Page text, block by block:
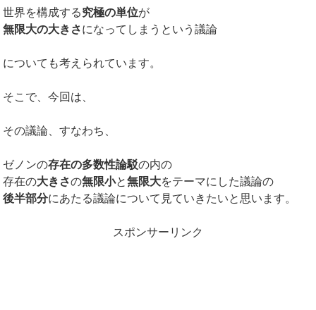
世界を構成する究極の単位が
無限大の大きさになってしまうという議論
についても考えられています。
そこで、今回は、
その議論、すなわち、
ゼノンの存在の多数性論駁の内の
存在の大きさの無限小と無限大をテーマにした議論の
後半部分にあたる議論について見ていきたいと思います。
スポンサーリンク